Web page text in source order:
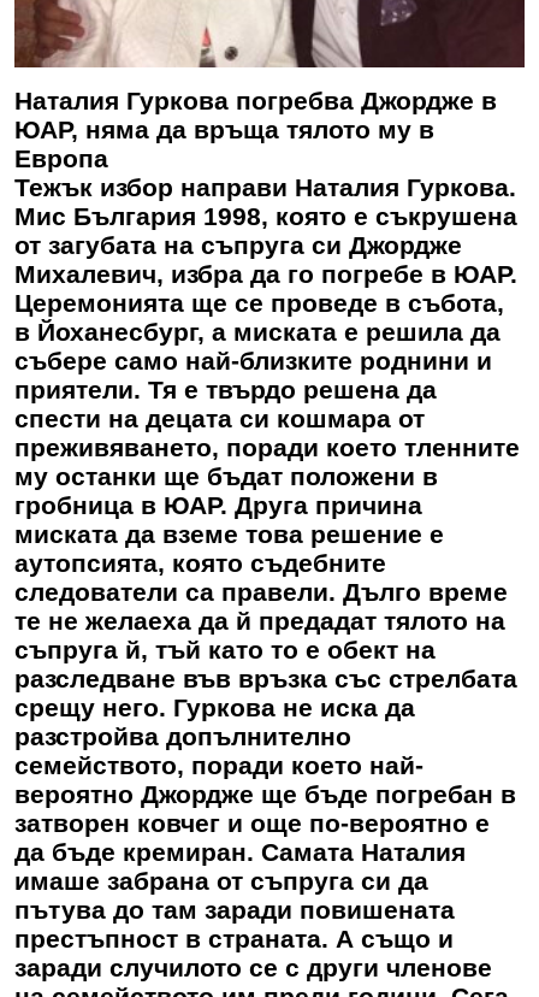
Наталия Гуркова погребва Джордже в
ЮАР, няма да връща тялото му в
Европа
Тежък избор направи Наталия Гуркова.
Мис България 1998, която е съкрушена
от загубата на съпруга си Джордже
Михалевич, избра да го погребе в ЮАР.
Церемонията ще се проведе в събота,
в Йоханесбург, а миската е решила да
събере само най-близките роднини и
приятели. Тя е твърдо решена да
спести на децата си кошмара от
преживяването, поради което тленните
му останки ще бъдат положени в
гробница в ЮАР. Друга причина
миската да вземе това решение е
аутопсията, която съдебните
следователи са правели. Дълго време
те не желаеха да й предадат тялото на
съпруга й, тъй като то е обект на
разследване във връзка със стрелбата
срещу него. Гуркова не иска да
разстройва допълнително
семейството, поради което най-
вероятно Джордже ще бъде погребан в
затворен ковчег и още по-вероятно е
да бъде кремиран. Самата Наталия
имаше забрана от съпруга си да
пътува до там заради повишената
престъпност в страната. А също и
заради случилото се с други членове